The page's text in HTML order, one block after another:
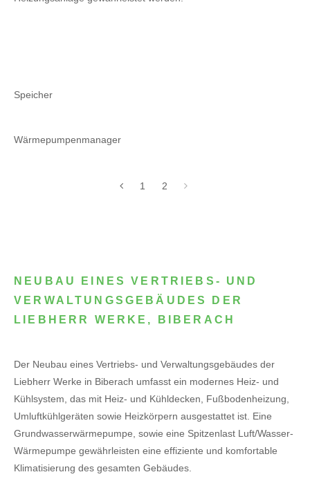
Speicher
Wärmepumpenmanager
1 2
NEUBAU EINES VERTRIEBS- UND
VERWALTUNGSGEBÄUDES DER
LIEBHERR WERKE, BIBERACH
Der Neubau eines Vertriebs- und Verwaltungsgebäudes der
Liebherr Werke in Biberach umfasst ein modernes Heiz- und
Kühlsystem, das mit Heiz- und Kühldecken, Fußbodenheizung,
Umluftkühlgeräten sowie Heizkörpern ausgestattet ist. Eine
Grundwasserwärmepumpe, sowie eine Spitzenlast Luft/Wasser-
Wärmepumpe gewährleisten eine effiziente und komfortable
Klimatisierung des gesamten Gebäudes.